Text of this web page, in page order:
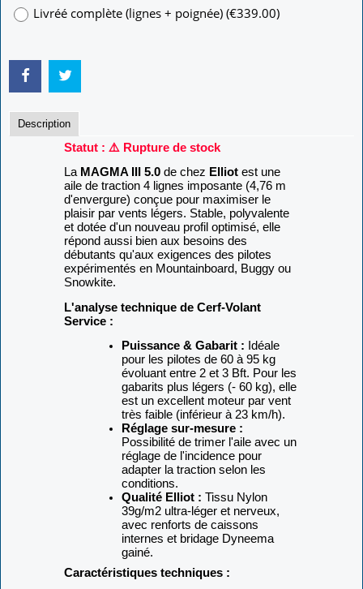
Livréé complète (lignes + poignée)(€339.00)
Description
Statut : ⚠️ Rupture de stock
La MAGMA III 5.0 de chez Elliot est une
aile de traction 4 lignes imposante (4,76 m
d'envergure) conçue pour maximiser le
plaisir par vents légers. Stable, polyvalente
et dotée d'un nouveau profil optimisé, elle
répond aussi bien aux besoins des
débutants qu'aux exigences des pilotes
expérimentés en Mountainboard, Buggy ou
Snowkite.
L'analyse technique de Cerf-Volant
Service :
Puissance & Gabarit : Idéale
pour les pilotes de 60 à 95 kg
évoluant entre 2 et 3 Bft. Pour les
gabarits plus légers (- 60 kg), elle
est un excellent moteur par vent
très faible (inférieur à 23 km/h).
Réglage sur-mesure :
Possibilité de trimer l'aile avec un
réglage de l'incidence pour
adapter la traction selon les
conditions.
Qualité Elliot : Tissu Nylon
39g/m2ultra-léger et nerveux,
avec renforts de caissons
internes et bridage Dyneema
gainé.
Caractéristiques techniques :